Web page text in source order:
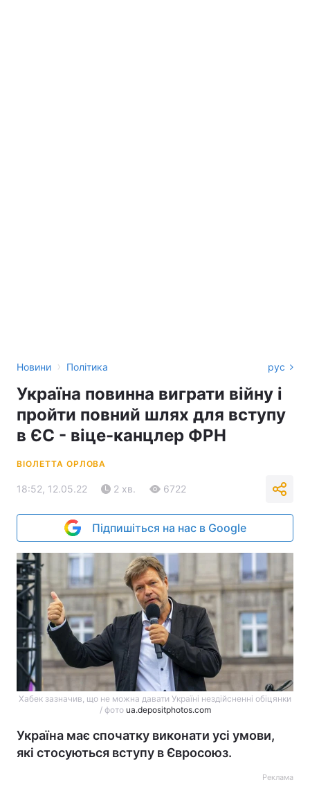
Новини › Політика рус
Україна повинна виграти війну і
пройти повний шлях для вступу
в ЄС - віце-канцлер ФРН
ВІОЛЕТТА ОРЛОВА
18:52, 12.05.22 2 хв. 6722
Підпишіться на нас в Google
Хабек зазначив, що не можна давати Україні нездійсненні обіцянки
/ фото ua.depositphotos.com
Україна має спочатку виконати усі умови,
які стосуються вступу в Євросоюз.
Реклама